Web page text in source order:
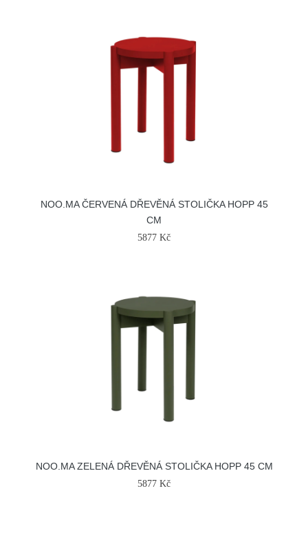
NOO.MA ČERVENÁ DŘEVĚNÁ STOLIČKA HOPP 45
CM
5877 Kč
NOO.MA ZELENÁ DŘEVĚNÁ STOLIČKA HOPP 45 CM
5877 Kč